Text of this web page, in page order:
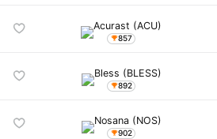
857
892
902